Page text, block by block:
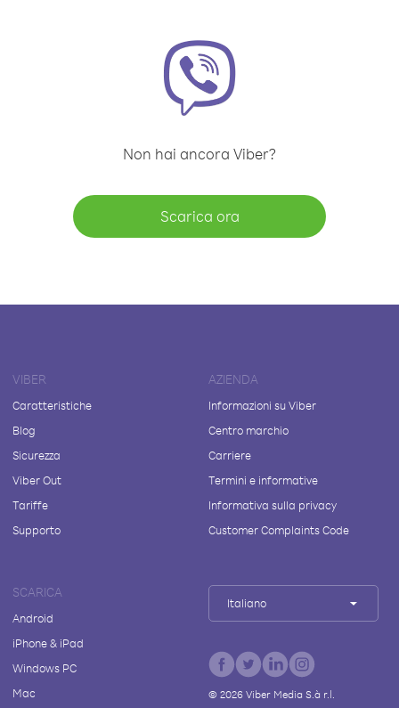
Non hai ancora Viber?
Scarica ora
VIBER
Caratteristiche
Blog
Sicurezza
Viber Out
Tariffe
Supporto
AZIENDA
Informazioni su Viber
Centro marchio
Carriere
Termini e informative
Informativa sulla privacy
Customer Complaints Code
SCARICA
Android
iPhone & iPad
Windows PC
Mac
Italiano
© 2026Viber Media S.à r.l.